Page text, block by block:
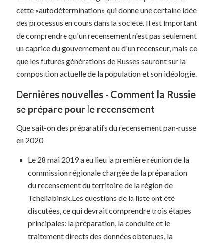
cette «autodétermination» qui donne une certaine idée
des processus en cours dans la société. Il est important
de comprendre qu'un recensement n'est pas seulement
un caprice du gouvernement ou d'un recenseur, mais ce
que les futures générations de Russes sauront sur la
composition actuelle de la population et son idéologie.
Dernières nouvelles - Comment la Russie
se prépare pour le recensement
Que sait-on des préparatifs du recensement pan-russe
en 2020:
Le 28 mai 2019 a eu lieu la première réunion de la
commission régionale chargée de la préparation
du recensement du territoire de la région de
Tcheliabinsk.Les questions de la liste ont été
discutées, ce qui devrait comprendre trois étapes
principales: la préparation, la conduite et le
traitement directs des données obtenues, la